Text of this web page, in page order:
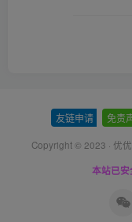
友链申请 免责
Copyright © 2023 · 优
本站已